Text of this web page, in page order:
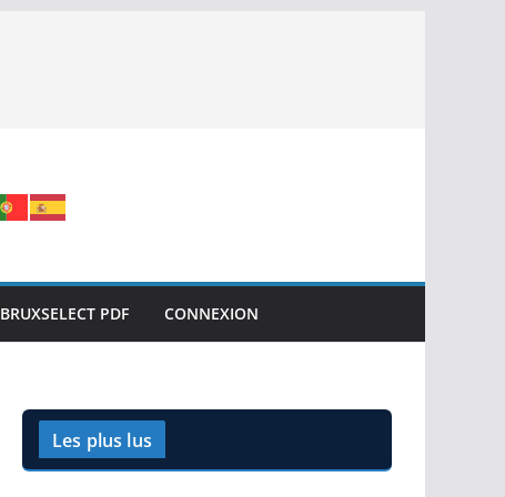
BRUXSELECT PDF CONNEXION
Les plus lus